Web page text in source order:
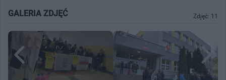
Zdjęć: 11
GALERIA ZDJĘĆ